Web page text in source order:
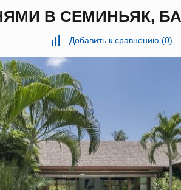
В СЕМИНЬЯК,
Добавить к сравнению (0)